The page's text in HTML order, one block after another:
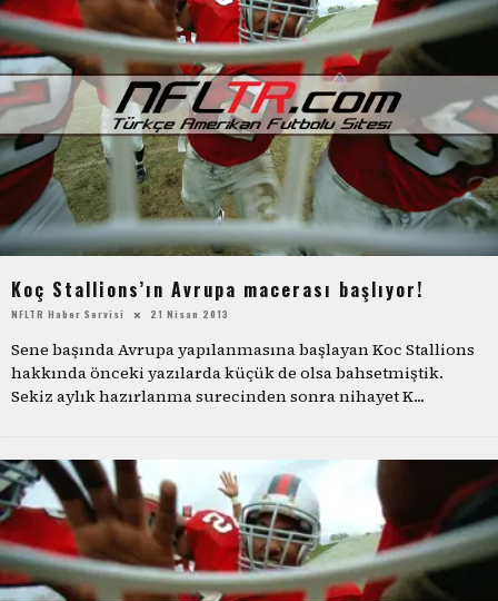
Koç Stallions’ın Avrupa macerası başlıyor!
NFLTR Haber Servisi 21 Nisan 2013
Sene başında Avrupa yapılanmasına başlayan Koc Stallions
hakkında önceki yazılarda küçük de olsa bahsetmiştik.
Sekiz aylık hazırlanma surecinden sonra nihayet K...